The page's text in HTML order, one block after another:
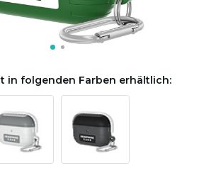
in folgenden Farben erhältlich: